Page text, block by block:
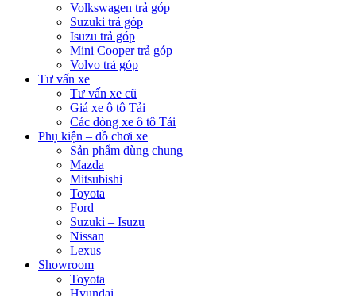
Volkswagen trả góp
Suzuki trả góp
Isuzu trả góp
Mini Cooper trả góp
Volvo trả góp
Tư vấn xe
Tư vấn xe cũ
Giá xe ô tô Tải
Các dòng xe ô tô Tải
Phụ kiện – đồ chơi xe
Sản phẩm dùng chung
Mazda
Mitsubishi
Toyota
Ford
Suzuki – Isuzu
Nissan
Lexus
Showroom
Toyota
Hyundai